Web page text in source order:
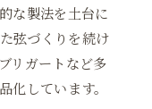
な製法を土台に
弦づくりを続け
リガートなど多
化しています。